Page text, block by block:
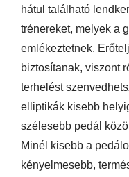
hátul található
trénereket, melyek a
emlékeztetnek.
biztosítanak, viszont
terhelést
elliptikák kisebb
szélesebb pedál
Minél kisebb a
kényelmesebb,